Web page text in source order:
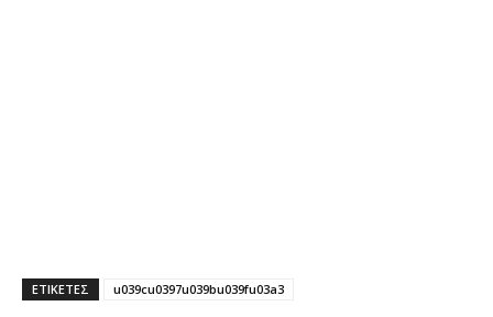
ΕΤΙΚΕΤΕΣ u039cu0397u039bu039fu03a3